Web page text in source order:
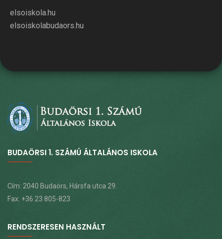
elsoiskola.hu
elsoiskolabudaors.hu
BUDAÖRSI 1. SZÁMÚ ÁLTALÁNOS ISKOLA
Cím: 2040 Budaörs, Hársfa utca 29.
Fax: +36 23 805-823
RENDSZERESEN HASZNÁLT